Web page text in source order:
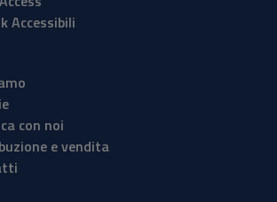
Accessibili
con noi
e vendita